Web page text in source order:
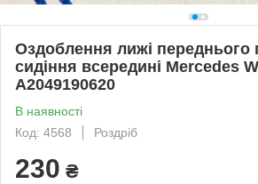
Оздоблення лижі переднього
сидіння всередині Mercedes
A2049190620
В наявності
Код: 4568
Роздріб
230 ₴